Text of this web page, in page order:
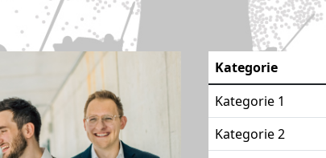
Kategorie
Kategorie 1
Kategorie 2